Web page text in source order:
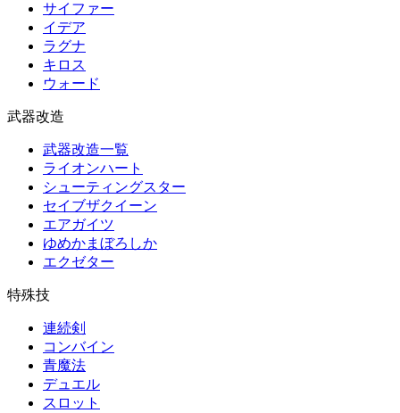
サイファー
イデア
ラグナ
キロス
ウォード
武器改造
武器改造一覧
ライオンハート
シューティングスター
セイブザクイーン
エアガイツ
ゆめかまぼろしか
エクゼター
特殊技
連続剣
コンバイン
青魔法
デュエル
スロット